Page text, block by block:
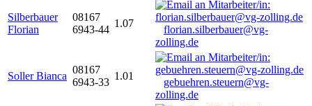
Silberbauer
Florian
08167
6943-44
1.07
florian.silberbauer@vg-
zolling.de
Soller Bianca
08167
6943-33
1.01
gebuehren.steuern@vg-
zolling.de